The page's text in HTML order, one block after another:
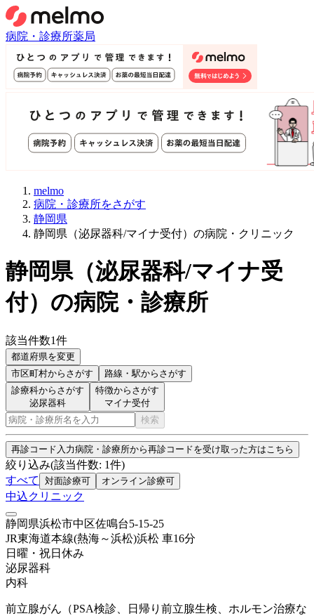
病院・診療所薬局
melmo
病院・診療所をさがす
静岡県
静岡県（泌尿器科/マイナ受付）の病院・クリニック
静岡県（泌尿器科/マイナ受
付） の病院・診療所
該当件数1件
都道府県を変更
市区町村からさがす 路線・駅からさがす
診療科からさがす
泌尿器科
特徴からさがす
マイナ受付
検索
再診コード入力病院・診療所から再診コードを受け取った方はこちら
絞り込み(該当件数: 1件)
すべて
対面診療可 オンライン診療可
中込クリニック
静岡県浜松市中区佐鳴台5-15-25
JR東海道本線(熱海～浜松)浜松 車16分
日曜・祝日 休み
泌尿器科
内科
前立腺がん（PSA検診、日帰り前立腺生検、ホルモン治療な